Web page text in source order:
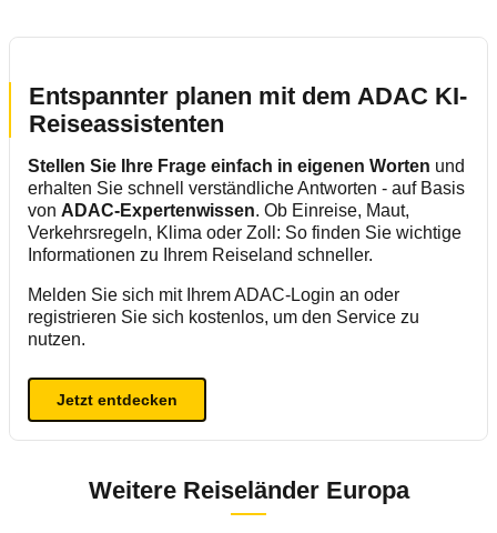
Entspannter planen mit dem ADAC KI-
Reiseassistenten
Stellen Sie Ihre Frage einfach in eigenen Worten und
erhalten Sie schnell verständliche Antworten - auf Basis
von ADAC-Expertenwissen. Ob Einreise, Maut,
Verkehrsregeln, Klima oder Zoll: So finden Sie wichtige
Informationen zu Ihrem Reiseland schneller.
Melden Sie sich mit Ihrem ADAC-Login an oder
registrieren Sie sich kostenlos, um den Service zu
nutzen.
Jetzt entdecken
Weitere Reiseländer Europa